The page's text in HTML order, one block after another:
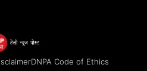
DNPA Code of Ethics